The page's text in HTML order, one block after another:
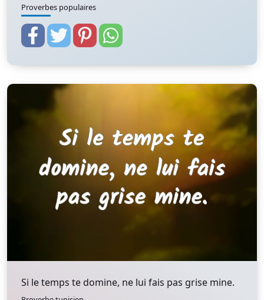
Proverbes populaires
Si le temps te domine, ne lui fais pas grise mine.